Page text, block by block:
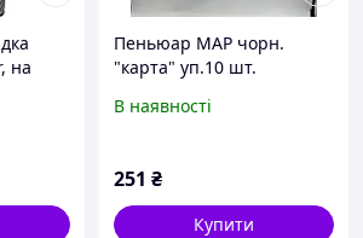
на
Пеньюар MAP чорн.
"карта" уп.10 шт.
В наявності
251 ₴
Купити